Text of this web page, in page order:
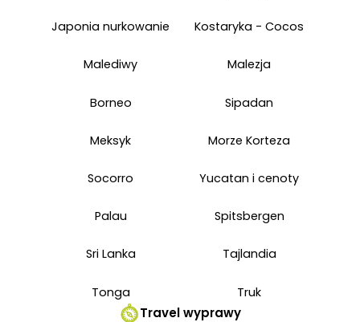
Japonia nurkowanie Kostaryka - Cocos
Malediwy Malezja
Borneo Sipadan
Meksyk Morze Korteza
Socorro Yucatan i cenoty
Palau Spitsbergen
Sri Lanka Tajlandia
Tonga Truk
Travel wyprawy